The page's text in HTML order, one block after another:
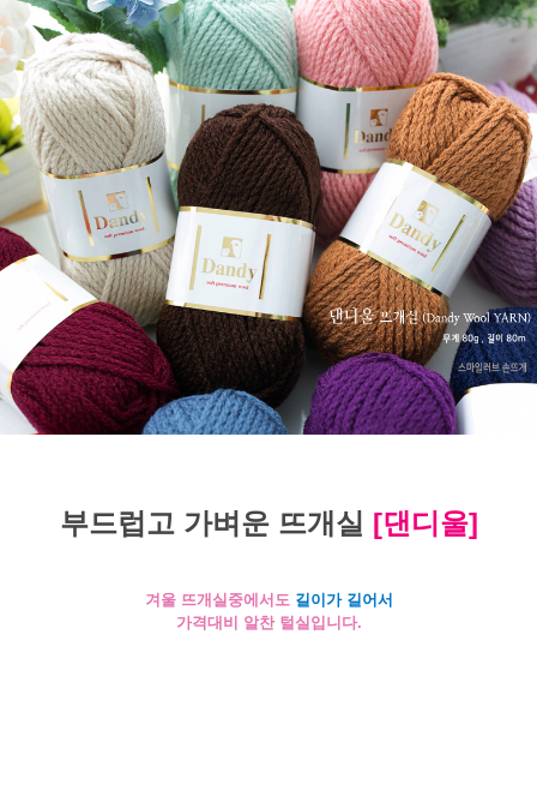
부드럽고 가벼운 뜨개실 [댄디울]
겨울 뜨개실중에서도 길이가 길어서
가격대비 알찬 털실입니다.